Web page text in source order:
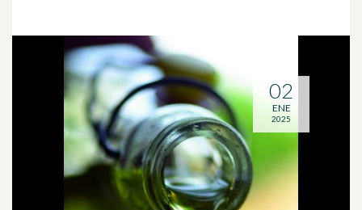
02
ENE
2025